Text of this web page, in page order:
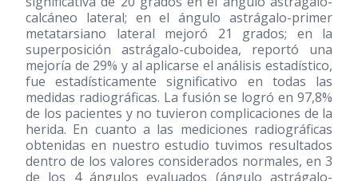
calcáneo lateral; en el ángulo astrágalo-primer
metatarsiano lateral mejoró 21 grados; en la
superposición astrágalo-cuboidea, reportó una
mejoría de 29% y al aplicarse el análisis estadístico,
fue estadísticamente significativo en todas las
medidas radiográficas. La fusión se logró en 97,8%
de los pacientes y no tuvieron complicaciones de la
herida. En cuanto a las mediciones radiográficas
obtenidas en nuestro estudio tuvimos resultados
dentro de los valores considerados normales, en 3
de los 4 ángulos evaluados (ángulo astrágalo-